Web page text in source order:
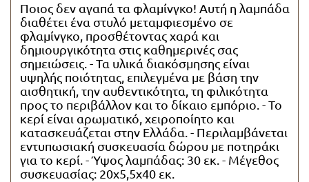
Λαμπάδες Θαλασσινά θέματα
Λαμπάδες με μπρελόκ
Όλες οι λαμπάδες
Ποιος δεν αγαπά τα φλαμίνγκο! Αυτή η λαμπάδα
διαθέτει ένα στυλό μεταμφιεσμένο σε
φλαμίνγκο, προσθέτοντας χαρά και
δημιουργικότητα στις καθημερινές σας
σημειώσεις. - Τα υλικά διακόσμησης είναι
υψηλής ποιότητας, επιλεγμένα με βάση την
αισθητική, την αυθεντικότητα, τη φιλικότητα
προς το περιβάλλον και το δίκαιο εμπόριο. - Το
κερί είναι αρωματικό, χειροποίητο και
κατασκευάζεται στην Ελλάδα. - Περιλαμβάνεται
εντυπωσιακή συσκευασία δώρου με ποτηράκι
για το κερί. - Ύψος λαμπάδας: 30 εκ. - Μέγεθος
συσκευασίας: 20x5,5x40 εκ.